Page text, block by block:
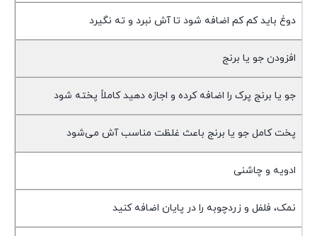
دوغ باید کم کم اضافه شود تا آش نبرد و ته نگیرد
افزودن جو یا برنج
جو یا برنج پرک را اضافه کرده و اجازه دهید کاملاً پخته شود
پخت کامل جو یا برنج باعث غلظت مناسب آش می‌شود
ادویه و چاشنی
نمک، فلفل و زردچوبه را در پایان اضافه کنید